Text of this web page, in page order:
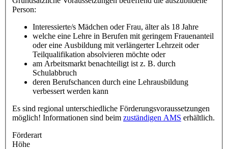
Person:
Interessierte/s Mädchen oder Frau, älter als 18 Jahre
welche eine Lehre in Berufen mit geringem Frauenanteil
oder eine Ausbildung mit verlängerter Lehrzeit oder
Teilqualifikation absolvieren möchte oder
am Arbeitsmarkt benachteiligt ist z. B. durch
Schulabbruch
deren Berufschancen durch eine Lehrausbildung
verbessert werden kann
Es sind regional unterschiedliche Förderungsvoraussetzungen
möglich! Informationen sind beim zuständigen AMS erhältlich.
Förderart
Höhe